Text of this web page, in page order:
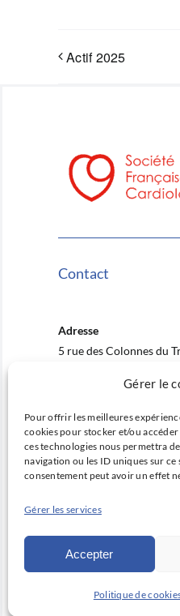
Gérer le
Pour offrir les meilleures
cookies pour stocker et/ou
ces technologies nous permettra
navigation ou les ID uniques sur
consentement peut avoir un effet
Gérer les services
Accepter
Politique de
Actif 2025
Contact
Adresse
5 rue des Colonnes du
contact@sfcardio.fr
Téléphone
+33 1 43 22 33 33